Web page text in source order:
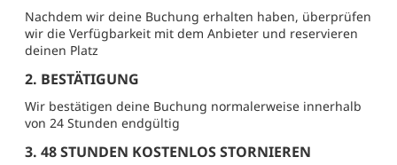
Nachdem wir deine Buchung erhalten haben, überprüfen
wir die Verfügbarkeit mit dem Anbieter und reservieren
deinen Platz
2. BESTÄTIGUNG
Wir bestätigen deine Buchung normalerweise innerhalb
von 24 Stunden endgültig
3. 48 STUNDEN KOSTENLOS STORNIEREN